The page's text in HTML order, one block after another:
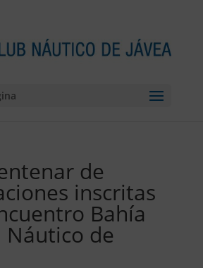
de
inscritas
Bahía
Náutico de